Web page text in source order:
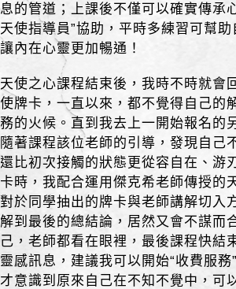
息的管道；上課後不僅可以確實傳承
天使指導員”協助，平時多練習可幫
讓內在心靈更加暢通！
天使之心課程結束後，我時不時就會
使牌卡，一直以來，都不覺得自己的
務的火候。直到我去上一開始報名的
隨著課程該位老師的引導，發現自己
還比初次接觸的狀態更從容自在、游
卡時，我配合運用傑克希老師傳授的
對於同學抽出的牌卡與老師講解切入
解到最後的總結論，居然又會不謀而
己，老師都看在眼裡，最後課程快結
靈感訊息，建議我可以開始“收費服
才意識到原來自己在不知不覺中，可